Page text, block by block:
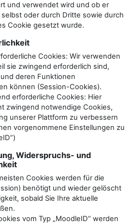
und verwendet wird und ob er
oder durch Dritte sowie durch
Cookie gesetzt wurde.
Cookies: Wir verwenden
sie zwingend erforderlich sind,
deren Funktionen
können (Session-Cookies).
erforderliche Cookies: Hier
zwingend notwendige Cookies,
unserer Plattform zu verbessern
vorgenommene Einstellungen zu
Widerspruchs- und
Cookies werden für die
benötigt und wieder gelöscht
sobald Sie Ihre aktuelle
vom Typ „MoodleID“ werden